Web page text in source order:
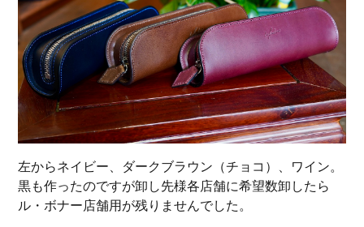
左からネイビー、ダークブラウン（チョコ）、ワイン。
黒も作ったのですが卸し先様各店舗に希望数卸したら
ル・ボナー店舗用が残りませんでした。